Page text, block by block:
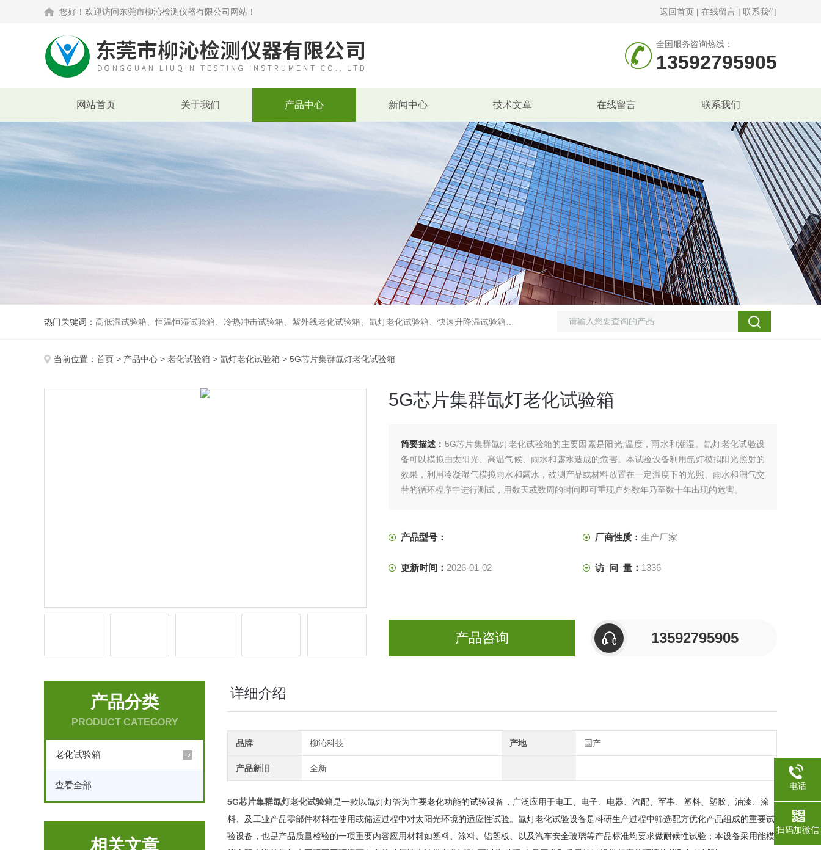
您好！欢迎访问东莞市柳沁检测仪器有限公司网站！ 返回首页 | 在线留言 | 联系我们
全国服务咨询热线：
13592795905
网站首页 关于我们 产品中心 新闻中心 技术文章 在线留言 联系我们
热门关键词： 高低温试验箱、恒温恒湿试验箱、冷热冲击试验箱、紫外线老化试验箱、氙灯老化试验箱、快速升降温试验箱、淋雨试验箱、砂尘试验箱、步入式恒温恒湿试验室、高温老化房、真空及无尘干燥试验箱、盐水喷雾试验箱、跌落试验机、电磁振动台等各类环境仪器和力学试验设备。
当前位置： 首页 > 产品中心 > 老化试验箱 > 氙灯老化试验箱 > 5G芯片集群氙灯老化试验箱
5G芯片集群氙灯老化试验箱
简要描述： 5G芯片集群氙灯老化试验箱的主要因素是阳光,温度，雨水和潮湿。氙灯老化试验设
备可以模拟由太阳光、高温气候、雨水和露水造成的危害。本试验设备利用氙灯模拟阳光照射的
效果，利用冷凝湿气模拟雨水和露水，被测产品或材料放置在一定温度下的光照、雨水和潮气交
替的循环程序中进行测试，用数天或数周的时间即可重现户外数年乃至数十年出现的危害。
产品型号： 厂商性质： 生产厂家
更新时间： 2026-01-02 访 问 量： 1336
产品咨询 13592795905
产品分类
PRODUCT CATEGORY
老化试验箱
查看全部
相关文章
详细介绍
品牌 柳沁科技 产地 国产
产品新旧 全新
5G芯片集群氙灯老化试验箱是一款以氙灯灯管为主要老化功能的试验设备，广泛应用于电工、电子、电器、汽配、军事、塑料、塑胶、油漆、涂
料、及工业产品零部件材料在使用或储运过程中对太阳光环境的适应性试验。 氙灯老化试验设备是科研生产过程中筛选配方优化产品组成的重要试
验设备，也是产品质量检验的一项重要内容应用材料如塑料、涂料、铝塑板、以及汽车安全玻璃等产品标准均要求做耐候性试验；本设备采用能模
电话
扫码加微信